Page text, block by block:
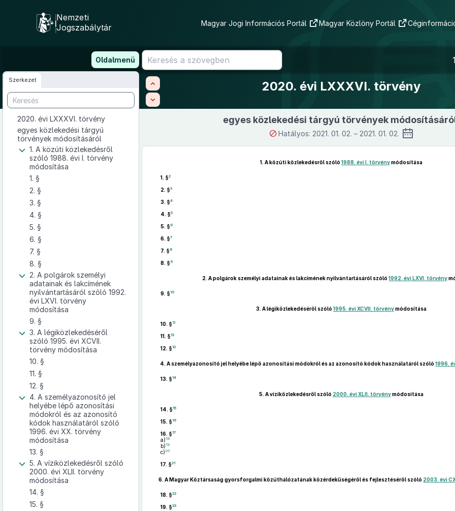
tartalomra
Nemzeti
Jogszabálytár
Magyar Jogi Információs Portál Magyar Közlöny Portál
Oldalmenü
Szerkezet
2020. évi LXXXVI. törvény
egyes közlekedési tárgyú
törvények módosításáról
1. A közúti közlekedésről
szóló 1988. évi I. törvény
módosítása
1. §
2. §
3. §
4. §
5. §
6. §
7. §
8. §
2. A polgárok személyi
adatainak és lakcímének
nyilvántartásáról szóló 1992.
évi LXVI. törvény
módosítása
9. §
3. A légiközlekedéséről
szóló 1995. évi XCVII.
törvény módosítása
10. §
11. §
12. §
4. A személyazonosító jel
helyébe lépő azonosítási
módokról és az azonosító
kódok használatáról szóló
1996. évi XX. törvény
módosítása
13. §
5. A víziközlekedésről szóló
2000. évi XLII. törvény
módosítása
14. §
15. §
2020. évi LXXXVI. törvény
egyes közlekedési tárgyú törvények
Hatályos: 2021. 01. 02. – 2021. 01. 02.
1. A közúti közlekedésről szóló 1988. évi I. törvénymódosítása
1. §2
2. §3
3. §4
4. §5
5. §6
6. §7
7. §8
8. §9
2. A polgárok személyi adatainak és lakcímének nyilvántartásáról szóló1992. évi LXVI. törvény
9. §10
3. A légiközlekedéséről szóló 1995. évi XCVII. törvénymódosítása
10. §11
11. §12
12. §13
4. A személyazonosító jel helyébe lépő azonosítási módokról és az azonosító kódok használatáról szóló1996.
13. §14
5. A víziközlekedésről szóló 2000. évi XLII. törvénymódosítása
14. §15
15. §16
16. §17
a) 18
b) 19
c)20
17. §21
6. A Magyar Köztársaság gyorsforgalmi közúthálózatának közérdekűségéről és fejlesztéséről szóló 2003. évi
18. §22
19. §23